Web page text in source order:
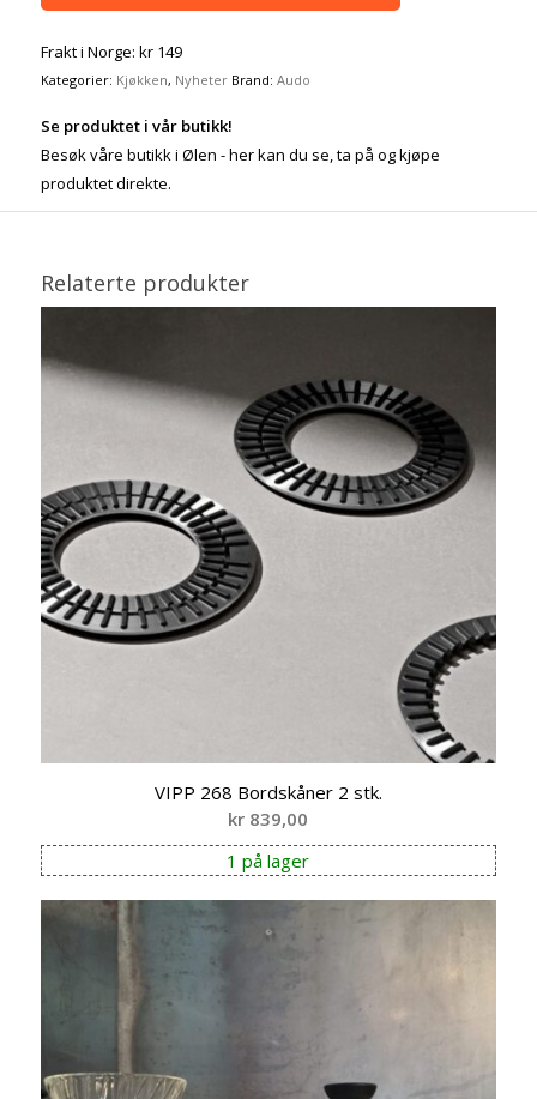
Frakt i Norge: kr 149
Kategorier: Kjøkken, Nyheter Brand: Audo
Se produktet i vår butikk!
Besøk våre butikk i Ølen - her kan du se, ta på og kjøpe
produktet direkte.
Relaterte produkter
VIPP 268 Bordskåner 2 stk.
kr 839,00
1 på lager